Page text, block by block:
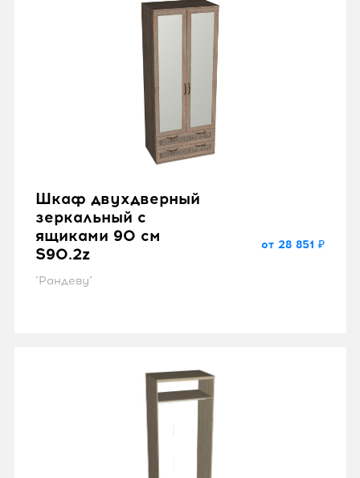
Шкаф двухдверный
зеркальный с
ящиками 90 см
S90.2z
"Рандеву"
от 28 851 ₽